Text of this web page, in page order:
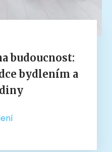
budoucnost:
bydlením a